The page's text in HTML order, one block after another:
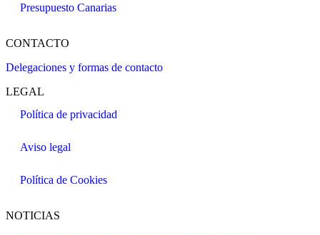
Presupuesto Canarias
CONTACTO
Delegaciones y formas de contacto
LEGAL
Política de privacidad
Aviso legal
Política de Cookies
NOTICIAS